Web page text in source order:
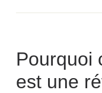
Pourquoi
est une